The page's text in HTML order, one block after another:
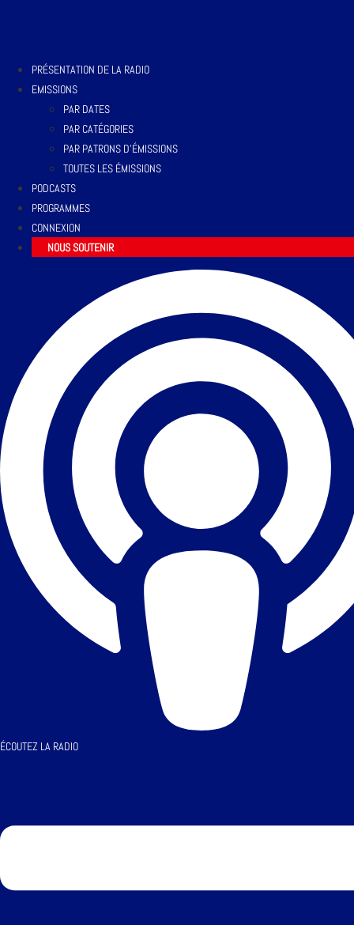
PRÉSENTATION DE LA RADIO
EMISSIONS
PAR DATES
PAR CATÉGORIES
PAR PATRONS D’ÉMISSIONS
TOUTES LES ÉMISSIONS
PODCASTS
PROGRAMMES
CONNEXION
NOUS SOUTENIR
ÉCOUTEZ LA RADIO